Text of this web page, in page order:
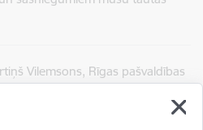
Vilemsons, Rīgas pašvaldības